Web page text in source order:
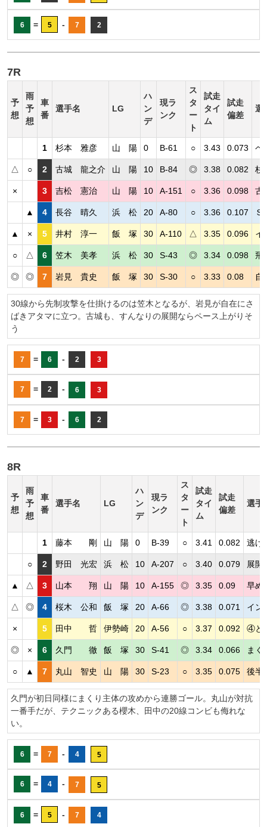
6 = 5 - 7 2
7R
予
想
雨
予
想
車
番
選手名 LG
ハ
ン
デ
現ラ
ンク
ス
タ
ー
ト
試走
タイ
ム
試走
偏差
選
1 杉本 雅彦 山 陽 0 B-61 ○ 3.43 0.073 ペ
△ ○ 2 古城 龍之介 山 陽 10 B-84 ◎ 3.38 0.082 杉
× 3 吉松 憲治 山 陽 10 A-151 ○ 3.36 0.098 古
▲ 4 長谷 晴久 浜 松 20 A-80 ○ 3.36 0.107 Ｓ
▲ × 5 井村 淳一 飯 塚 30 A-110 △ 3.35 0.096 イ
○ △ 6 笠木 美孝 浜 松 30 S-43 ◎ 3.34 0.098 飛
◎ ◎ 7 岩見 貴史 飯 塚 30 S-30 ○ 3.33 0.08 自
30線から先制攻撃を仕掛けるのは笠木となるが、岩見が自在にさ
ばきアタマに立つ。古城も、すんなりの展開ならペース上がりそ
う
7 = 6 - 2 3
7 = 2 - 6 3
7 = 3 - 6 2
8R
予
想
雨
予
想
車
番
選手名 LG
ハ
ン
デ
現ラ
ンク
ス
タ
ー
ト
試走
タイ
ム
試走
偏差
選手
1 藤本 剛 山 陽 0 B-39 ○ 3.41 0.082 逃げ
○ 2 野田 光宏 浜 松 10 A-207 ○ 3.40 0.079 展開
▲ △ 3 山本 翔 山 陽 10 A-155 ◎ 3.35 0.09 早め
△ ◎ 4 桜木 公和 飯 塚 20 A-66 ◎ 3.38 0.071 イン
× 5 田中 哲 伊勢崎 20 A-56 ○ 3.37 0.092 ④と
◎ × 6 久門 徹 飯 塚 30 S-41 ◎ 3.34 0.066 まく
○ ▲ 7 丸山 智史 山 陽 30 S-23 ○ 3.35 0.075 後半
久門が初日同様にまくり主体の攻めから連勝ゴール。丸山が対抗
一番手だが、テクニックある櫻木、田中の20線コンビも侮れな
い。
6 = 7 - 4 5
6 = 4 - 7 5
6 = 5 - 7 4